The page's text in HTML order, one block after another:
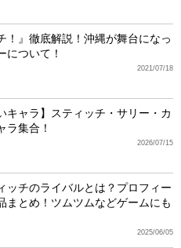
！』徹底解説！沖縄が舞台になっ
について！
2021/07/18
キャラ】スティッチ・サリー・カ
ラ集合！
2026/07/15
ッチのライバルとは？プロフィー
まとめ！ツムツムなどゲームにも
2025/06/05